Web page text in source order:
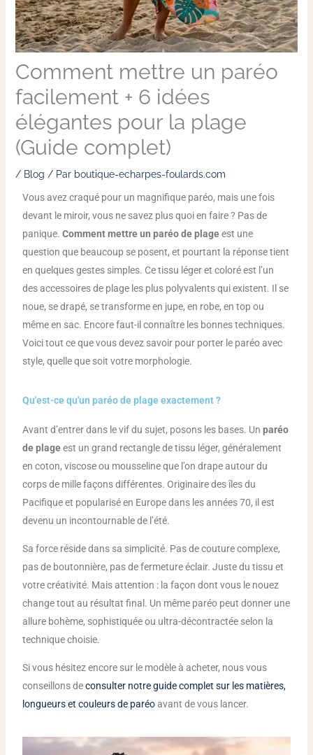
Comment mettre un paréo
facilement + 6 idées
élégantes pour la plage
(Guide complet)
/ Blog / Par boutique-echarpes-foulards.com
Vous avez craqué pour un magnifique paréo, mais une fois
devant le miroir, vous ne savez plus quoi en faire ? Pas de
panique. Comment mettre un paréo de plageest une
question que beaucoup se posent, et pourtant la réponse tient
en quelques gestes simples. Ce tissu léger et coloré est l’un
des accessoires de plage les plus polyvalents qui existent. Il se
noue, se drapé, se transforme en jupe, en robe, en top ou
même en sac. Encore faut-il connaître les bonnes techniques.
Voici tout ce que vous devez savoir pour porter le paréo avec
style, quelle que soit votre morphologie.
Qu'est-ce qu'un paréo de plage exactement ?
Avant d’entrer dans le vif du sujet, posons les bases. Un paréo
de plageest un grand rectangle de tissu léger, généralement
en coton, viscose ou mousseline que l’on drape autour du
corps de mille façons différentes. Originaire des îles du
Pacifique et popularisé en Europe dans les années 70, il est
devenu un incontournable de l’été.
Sa force réside dans sa simplicité. Pas de couture complexe,
pas de boutonnière, pas de fermeture éclair. Juste du tissu et
votre créativité. Mais attention : la façon dont vous le nouez
change tout au résultat final. Un même paréo peut donner une
allure bohème, sophistiquée ou ultra-décontractée selon la
technique choisie.
Si vous hésitez encore sur le modèle à acheter, nous vous
conseillons de consulter notre guide complet sur les matières,
longueurs et couleurs de paréoavant de vous lancer.